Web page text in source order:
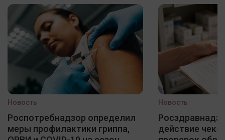
Новость
Роспотребнадзор определил
меры профилактики гриппа,
Новость
действие чек-